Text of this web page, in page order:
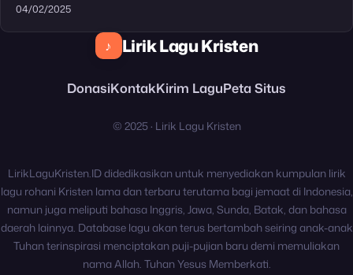
04/02/2025
♪ Lirik Lagu Kristen
DonasiKontakKirim LaguPeta Situs
© 2025 · Lirik Lagu Kristen
LirikLaguKristen.ID didedikasikan untuk menyediakan kumpulan lirik
lagu rohani Kristen lama dan terbaru terutama bagi jemaat di Indonesia,
namun juga meliputi bahasa Inggris, Jawa, Sunda, Batak, dan bahasa
daerah lainnya. Database lagu akan terus bertambah seiring anak-anak
Tuhan terinspirasi menciptakan puji-pujian baru demi memuliakan
nama Allah. Tuhan Yesus Memberkati.